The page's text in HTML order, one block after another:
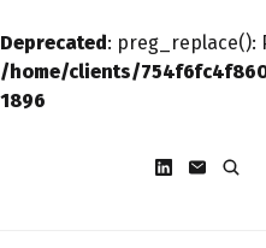
Deprecated: preg_replace():
/home/clients/
1896